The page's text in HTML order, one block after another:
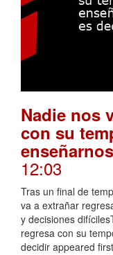
Nadie nos
con su
12:03
Tras un final de
va a extrañar
y decisiones
regresa con su
decidir appeared